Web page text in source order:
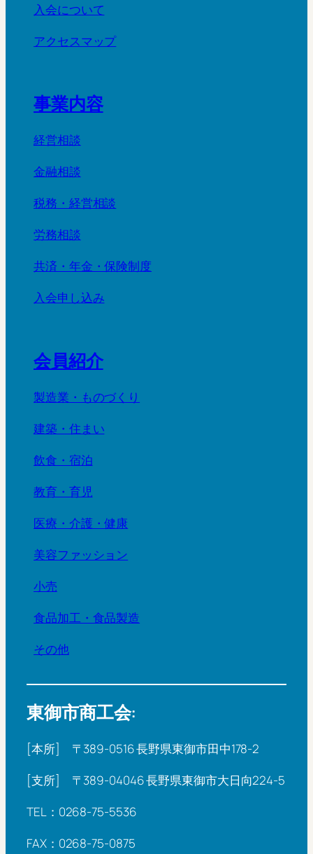
入会について
アクセスマップ
事業内容
経営相談
金融相談
税務・経営相談
労務相談
共済・年金・保険制度
入会申し込み
会員紹介
製造業・ものづくり
建築・住まい
飲食・宿泊
教育・育児
医療・介護・健康
美容ファッション
小売
食品加工・食品製造
その他
東御市商工会:
[本所] 〒389-0516 長野県東御市田中178-2
[支所] 〒389-04046 長野県東御市大日向224-5
TEL：0268-75-5536
FAX：0268-75-0875